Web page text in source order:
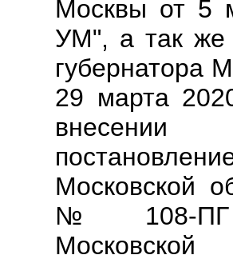
Москвы от 5
УМ", а так же
губернатора
29 марта
Московской
№ 108-ПГ